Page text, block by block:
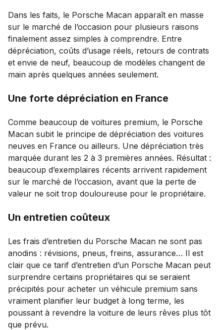
Dans les faits, le Porsche Macan apparaît en masse
sur le marché de l’occasion pour plusieurs raisons
finalement assez simples à comprendre. Entre
dépréciation, coûts d’usage réels, retours de contrats
et envie de neuf, beaucoup de modèles changent de
main après quelques années seulement.
Une forte dépréciation en France
Comme beaucoup de voitures premium, le Porsche
Macan subit le principe de dépréciation des voitures
neuves en France ou ailleurs. Une dépréciation très
marquée durant les 2 à 3 premières années. Résultat :
beaucoup d’exemplaires récents arrivent rapidement
sur le marché de l’occasion, avant que la perte de
valeur ne soit trop douloureuse pour le propriétaire.
Un entretien coûteux
Les frais d’entretien du Porsche Macan ne sont pas
anodins : révisions, pneus, freins, assurance… Il est
clair que ce tarif d’entretien d’un Porsche Macan peut
surprendre certains propriétaires qui se seraient
précipités pour acheter un véhicule premium sans
vraiment planifier leur budget à long terme, les
poussant à revendre la voiture de leurs rêves plus tôt
que prévu.